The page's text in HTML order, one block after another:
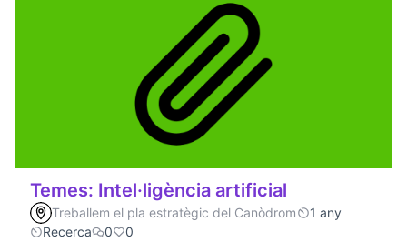
Temes: Intel·ligència artificial
Treballem el pla estratègic del Canòdrom
1 any
Recerca
0 0